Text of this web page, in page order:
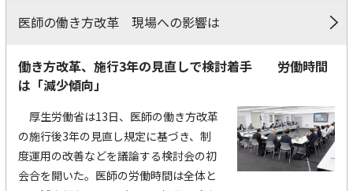
医師の働き方改革 現場への影響は
働き方改革、施行3年の見直しで検討着手 労働時間
は「減少傾向」
厚生労働省は13日、医師の働き方改革
の施行後3年の見直し規定に基づき、制
度運用の改善などを議論する検討会の初
会合を開いた。医師の労働時間は全体と